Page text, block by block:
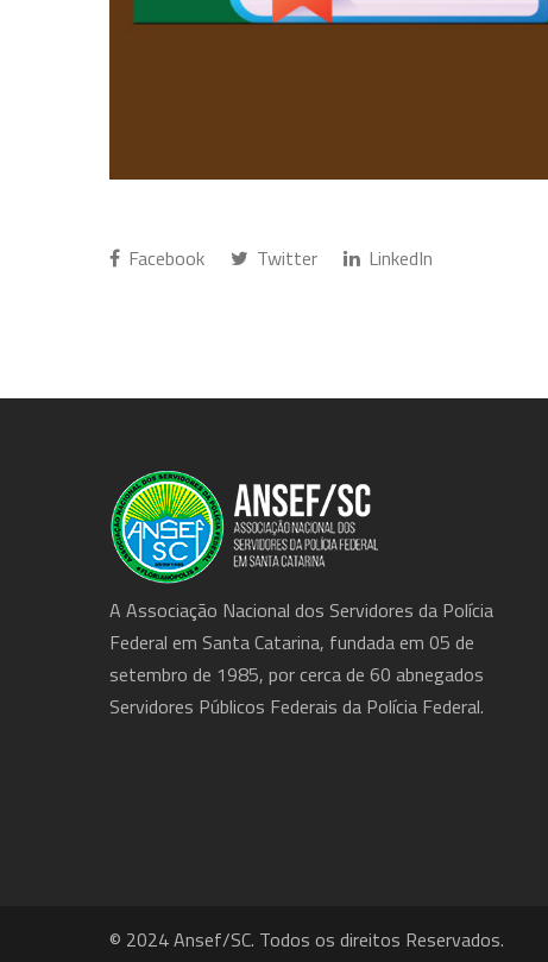
Facebook Twitter LinkedIn
A Associação Nacional dos Servidores da Polícia
Federal em Santa Catarina, fundada em 05 de
setembro de 1985, por cerca de 60 abnegados
Servidores Públicos Federais da Polícia Federal.
© 2024 Ansef/SC. Todos os direitos Reservados.